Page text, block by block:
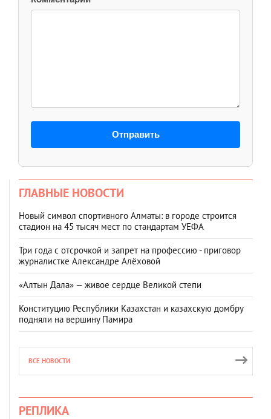
Отправить
ГЛАВНЫЕ НОВОСТИ
Новый символ спортивного Алматы: в городе строится
стадион на 45 тысяч мест по стандартам УЕФА
Три года с отсрочкой и запрет на профессию - приговор
журналистке Александре Алёховой
«Алтын Дала» — живое сердце Великой степи
Конституцию Республики Казахстан и казахскую домбру
подняли на вершину Памира
ВСЕ НОВОСТИ
РЕПЛИКА